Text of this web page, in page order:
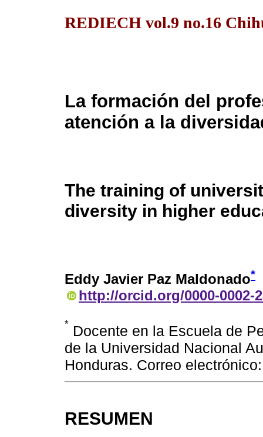
REDIECH vol.9 no.16
La formación del
atención a la
The training of
diversity in higher
Eddy Javier Paz Maldonado*
http://orcid.org/0000-0002-
* Docente en la Escuela de
de la Universidad Nacional
Honduras. Correo
RESUMEN